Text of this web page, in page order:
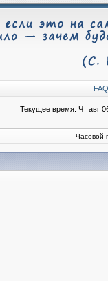
FAQ
Текущее время: Чт авг
Часовой